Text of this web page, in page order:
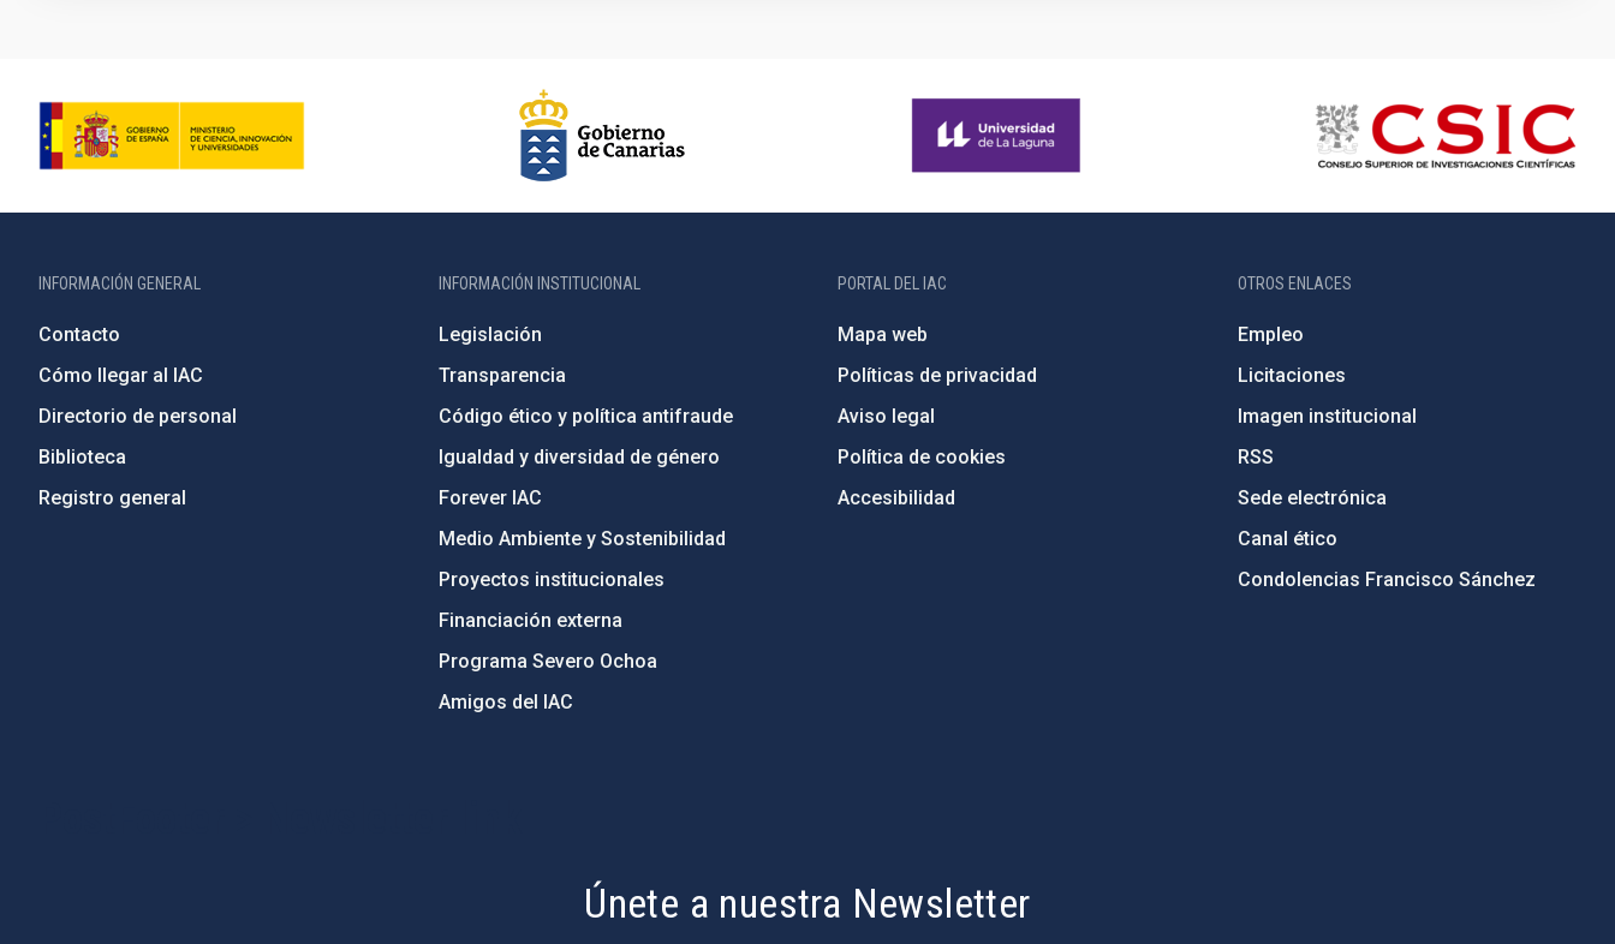
INFORMACIÓN GENERAL
Contacto
Cómo llegar al IAC
Directorio de personal
Biblioteca
Registro general
INFORMACIÓN INSTITUCIONAL
Legislación
Transparencia
Código ético y política antifraude
Igualdad y diversidad de género
Forever IAC
Medio Ambiente y Sostenibilidad
Proyectos institucionales
Financiación externa
Programa Severo Ochoa
Amigos del IAC
PORTAL DEL IAC
Mapa web
Políticas de privacidad
Aviso legal
Política de cookies
Accesibilidad
OTROS ENLACES
Empleo
Licitaciones
Imagen institucional
RSS
Sede electrónica
Canal ético
Condolencias Francisco Sánchez
Únete a nuestra Newsletter